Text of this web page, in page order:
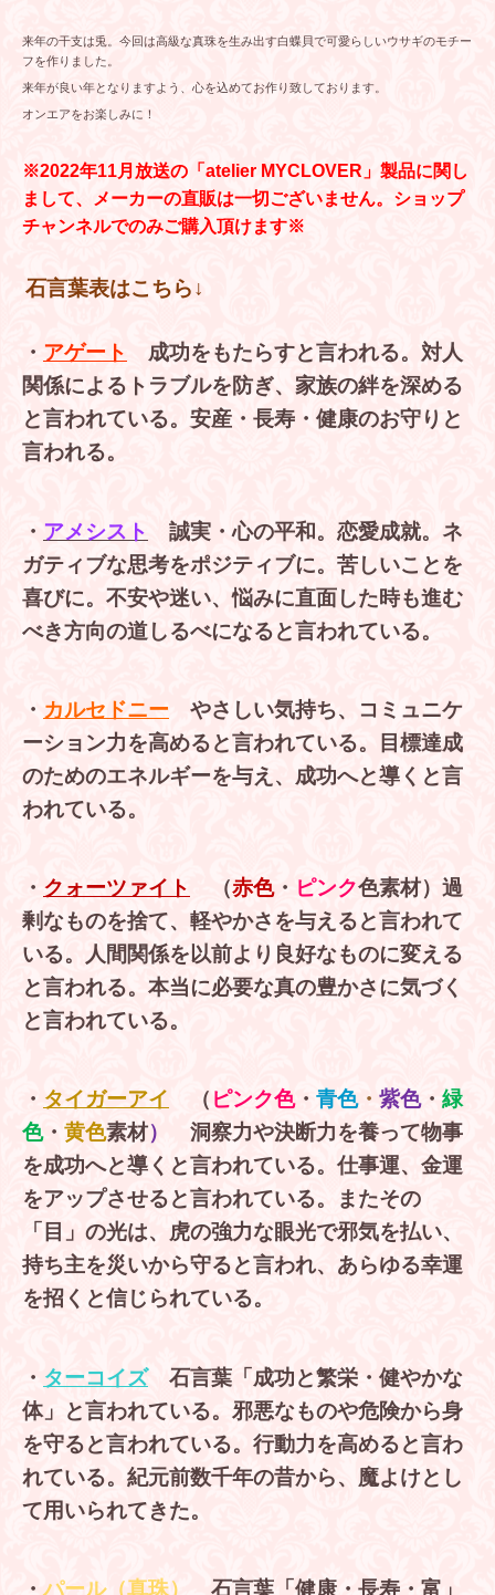
来年の干支は兎。今回は高級な真珠を生み出す白蝶貝で可愛らしいウサギのモチー
フを作りました。
来年が良い年となりますよう、心を込めてお作り致しております。
オンエアをお楽しみに！
※2022年11月放送の「atelier MYCLOVER」製品に関し
まして、メーカーの直販は一切ございません。ショップ
チャンネルでのみご購入頂けます※
石言葉表はこちら↓
・ アゲート
成功をもたらすと言われる。対人
関係によるトラブルを防ぎ、家族の絆を深める
と言われている。安産・長寿・健康のお守りと
言われる。
・ アメシスト
誠実・心の平和。恋愛成就。ネ
ガティブな思考をポジティブに。苦しいことを
喜びに。不安や迷い、悩みに直面した時も進む
べき方向の道しるべになると言われている。
・ カルセドニー
やさしい気持ち、コミュニケ
ーション力を高めると言われている。目標達成
のためのエネルギーを与え、成功へと導くと言
われている。
・ クォーツァイト （赤色・ ピンク色素材）過
剰なものを捨て、軽やかさを与えると言われて
いる。人間関係を以前より良好なものに変える
と言われる。本当に必要な真の豊かさに気づく
と言われている。
・ タイガーアイ （ ピンク色・ 青色・ 紫色・ 緑
色・ 黄色素材）
洞察力や決断力を養って物事
を成功へと導くと言われている。仕事運、金運
をアップさせると言われている。またその
「目」の光は、虎の強力な眼光で邪気を払い、
持ち主を災いから守ると言われ、あらゆる幸運
を招くと信じられている。
・ ターコイズ石言葉「成功と繁栄・健やかな
体」と言われている。邪悪なものや危険から身
を守ると言われている。行動力を高めると言わ
れている。紀元前数千年の昔から、魔よけとし
て用いられてきた。
・パール（真珠） 石言葉「健康・長寿・富」